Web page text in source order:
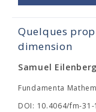
Quelques
dimension
Samuel
Fundamenta
DOI: 10.4064/fm-